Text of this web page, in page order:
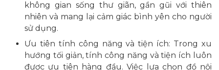
không gian sống thư giãn, gần gũi với thiên
nhiên và mang lại cảm giác bình yên cho người
sử dụng.
Ưu tiên tính công năng và tiện ích: Trong xu
hướng tối giản, tính công năng và tiện ích luôn
được ưu tiên hàng đầu. Việc lựa chọn đồ nội